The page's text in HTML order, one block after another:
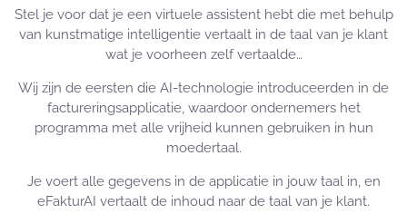
Stel je voor dat je een virtuele assistent hebt die met behulp
van kunstmatige intelligentie vertaalt in de taal van je klant
wat je voorheen zelf vertaalde…
Wij zijn de eersten die AI-technologie introduceerden in de
factureringsapplicatie, waardoor ondernemers het
programma met alle vrijheid kunnen gebruiken in hun
moedertaal.
Je voert alle gegevens in de applicatie in jouw taal in, en
eFakturAI vertaalt de inhoud naar de taal van je klant.